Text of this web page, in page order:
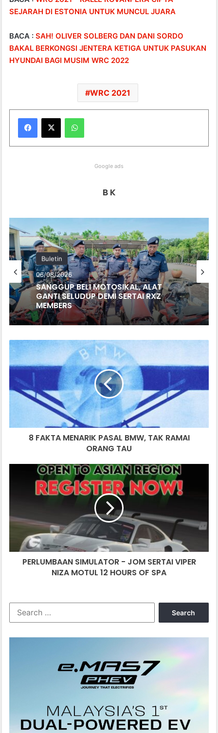
SEJARAH DI ESTONIA UNTUK MUNCUL JUARA
BACA :SAH! OLIVER SOLBERG DAN DANI SORDO
BAKAL BERKONGSI JENTERA KETIGA UNTUK PASUKAN
HYUNDAI BAGI MUSIM WRC 2022
WRC 2021
WhatsApp
Google ads
B K
Buletin
06/08/2026
SANGGUP BELI MOTOSIKAL, ALAT
GANTI SELUDUP DEMI SERTAI RXZ
MEMBERS
8
FAKTA
MENARIK
BMW,
TAK
TAU
8 FAKTA MENARIK PASAL BMW, TAK RAMAI
ORANG TAU
PERLUMBAAN
SIMULATOR
VIPER
MOTUL
12
HOURSPERLUMBAAN SIMULATOR - JOM SERTAI VIPER
NIZA MOTUL 12 HOURS OF SPA